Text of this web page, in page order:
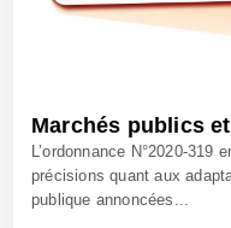
Marchés publics
L’ordonnance N°2020-319
précisions quant aux
publique annoncées...